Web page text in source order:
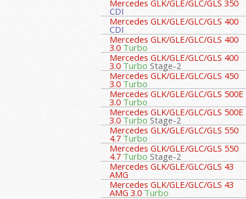
Mercedes GLK/GLE/GLC/GLS 350
CDI
Mercedes GLK/GLE/GLC/GLS 400
CDI
Mercedes GLK/GLE/GLC/GLS 400
3.0 Turbo
Mercedes GLK/GLE/GLC/GLS 400
3.0 Turbo Stage-2
Mercedes GLK/GLE/GLC/GLS 450
3.0 Turbo
Mercedes GLK/GLE/GLC/GLS 500E
3.0 Turbo
Mercedes GLK/GLE/GLC/GLS 500E
3.0 Turbo Stage-2
Mercedes GLK/GLE/GLC/GLS 550
4.7 Turbo
Mercedes GLK/GLE/GLC/GLS 550
4.7 Turbo Stage-2
Mercedes GLK/GLE/GLC/GLS 43
AMG
Mercedes GLK/GLE/GLC/GLS 43
AMG 3.0 Turbo